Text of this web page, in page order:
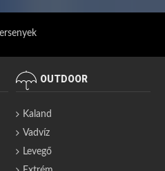
OUTDOOR
Kaland
Vadvíz
Levegő